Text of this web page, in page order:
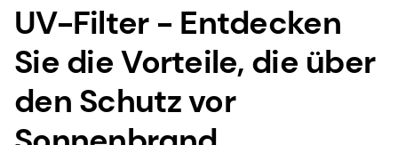
UV-Filter - Entdecken
Sie die Vorteile, die über
den Schutz vor